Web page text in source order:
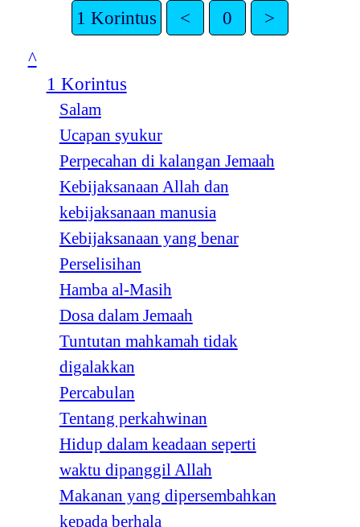
1 Korintus < 0
>
^
1 Korintus
Salam
Ucapan syukur
Perpecahan di kalangan Jemaah
Kebijaksanaan Allah dan
kebijaksanaan manusia
Kebijaksanaan yang benar
Perselisihan
Hamba al-Masih
Dosa dalam Jemaah
Tuntutan mahkamah tidak
digalakkan
Percabulan
Tentang perkahwinan
Hidup dalam keadaan seperti
waktu dipanggil Allah
Makanan yang dipersembahkan
kepada berhala